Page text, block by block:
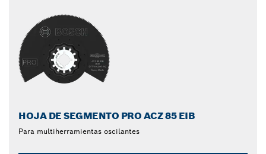
HOJA DE SEGMENTO PRO ACZ 85 EIB
Para multiherramientas oscilantes